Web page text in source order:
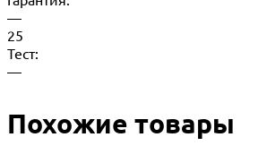
—
25
Тест:
—
Похожие товары